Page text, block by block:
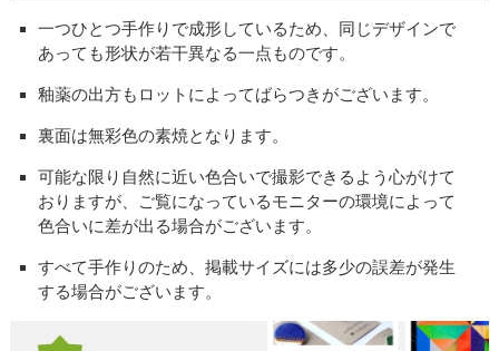
一つひとつ手作りで成形しているため、同じデザインで
あっても形状が若干異なる一点ものです。
釉薬の出方もロットによってばらつきがございます。
裏面は無彩色の素焼となります。
可能な限り自然に近い色合いで撮影できるよう心がけて
おりますが、ご覧になっているモニターの環境によって
色合いに差が出る場合がございます。
すべて手作りのため、掲載サイズには多少の誤差が発生
する場合がございます。